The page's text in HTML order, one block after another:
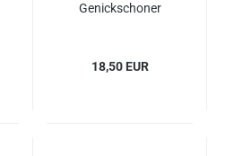
Genickschoner
18,50 EUR